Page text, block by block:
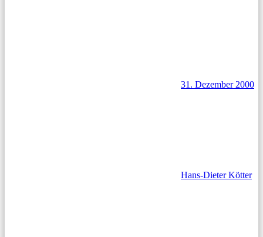
31. Dezember 2000
Hans-Dieter Kötter